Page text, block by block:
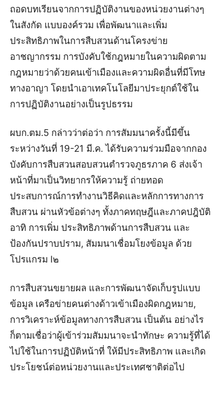
ถอดบทเรียนจากการปฏิบัติงานของหน่วยงานต่างๆ
ในสังกัด แบบองค์รวม เพื่อพัฒนาและเพิ่ม
ประสิทธิภาพในการสืบสวนด้านโครงข่าย
อาชญากรรม การบังคับใช้กฎหมายในความผิดตาม
กฎหมายว่าด้วยคนเข้าเมืองและความผิดอื่นที่มีโทษ
ทางอาญา โดยนำเอาเทคโนโลยีมาประยุกต์ใช้ใน
การปฏิบัติงานอย่างเป็นรูปธรรม
ผบก.ตม.5 กล่าวว่าต่อว่า การสัมมนาครั้งนี้มีขึ้น
ระหว่างวันที่ 19-21 มี.ค. ได้รับความร่วมมือจากกอง
บังคับการสืบสวนสอบสวนตำรวจภูธรภาค 6 ส่งเจ้า
หน้าที่มาเป็นวิทยากรให้ความรู้ ถ่ายทอด
ประสบการณ์การทำงานวิธีคิดและหลักการทางการ
สืบสวน ผ่านหัวข้อต่างๆ ทั้งภาคทฤษฎีและภาคปฎิบัติ
อาทิ การเพิ่ม ประสิทธิภาพด้านการสืบสวน และ
ป้องกันปราบปราม, สัมมนาเชื่อมโยงข้อมูล ด้วย
โปรแกรม I๒
การสืบสวนขยายผล และการพัฒนาจัดเก็บรูปแบบ
ข้อมูล เครือข่ายคนต่างด้าวเข้าเมืองผิดกฎหมาย,
การวิเคราะห์ข้อมูลทางการสืบสวน เป็นต้น อย่างไร
ก็ตามเชื่อว่าผู้เข้าร่วมสัมมนาจะนำทักษะ ความรู้ที่ได้
ไปใช้ในการปฏิบัติหน้าที่ ให้มีประสิทธิภาพ และเกิด
ประโยชน์ต่อหน่วยงานและประเทศชาติต่อไป